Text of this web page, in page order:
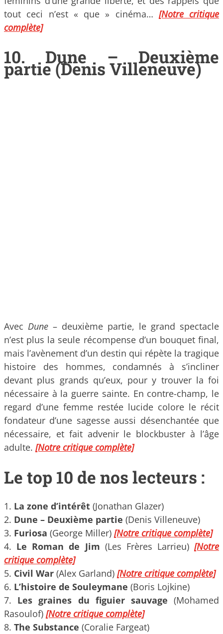
tout ceci n’est « que » cinéma… [Notre critique
complète]
10. Dune – Deuxième
partie (Denis Villeneuve)
Avec Dune – deuxième partie, le grand spectacle
n’est plus la seule récompense d’un bouquet final,
mais l’avènement d’un destin qui répète la tragique
histoire des hommes, condamnés à s’incliner
devant plus grands qu’eux, pour y trouver la foi
nécessaire à la guerre sainte. En contre-champ, le
regard d’une femme restée lucide colore le récit
fondateur d’une sagesse aussi désenchantée que
nécessaire, et fait advenir le blockbuster à l’âge
adulte. [Notre critique complète]
Le top 10 de nos lecteurs :
1. La zone d’intérêt (Jonathan Glazer)
2. Dune – Deuxième partie (Denis Villeneuve)
3. Furiosa (George Miller) [Notre critique complète]
4. Le Roman de Jim (Les Frères Larrieu) [Notre
critique complète]
5. Civil War (Alex Garland) [Notre critique complète]
6. L’histoire de Souleymane (Boris Lojkine)
7. Les graines du figuier sauvage (Mohamed
Rasoulof) [Notre critique complète]
8. The Substance (Coralie Fargeat)